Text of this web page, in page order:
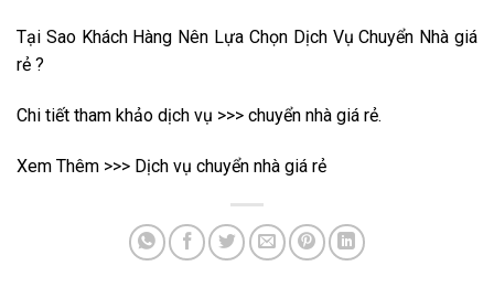
Tại Sao Khách Hàng Nên Lựa Chọn Dịch Vụ Chuyển Nhà giá
rẻ ?
Chi tiết tham khảo dịch vụ >>> chuyển nhà giá rẻ.
Xem Thêm >>> Dịch vụ chuyển nhà giá rẻ